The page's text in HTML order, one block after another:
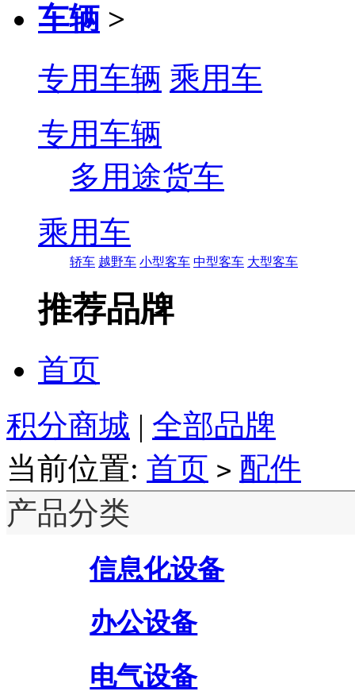
车辆 >
专用车辆 乘用车
专用车辆
多用途货车
乘用车
轿车 越野车 小型客车 中型客车 大型客车
推荐品牌
首页
积分商城 | 全部品牌
当前位置: 首页 > 配件
产品分类
信息化设备
办公设备
电气设备